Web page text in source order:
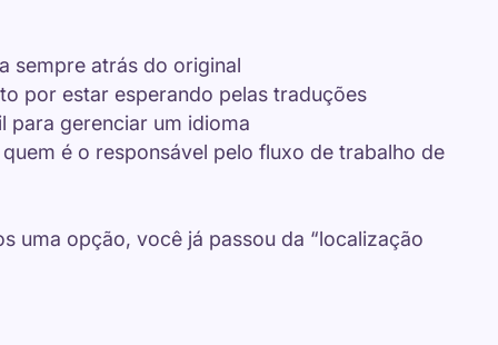
sempre atrás do original
por estar esperando pelas traduções
para gerenciar um idioma
é o responsável pelo fluxo de trabalho de
uma opção, você já passou da “localização